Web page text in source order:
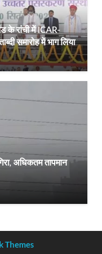
के रांची में ICAR-
समारोह में भाग लिया
अधिकतम तापमान
Themes